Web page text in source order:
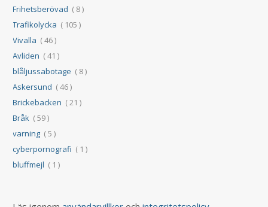
Frihetsberövad ( 8 )
Trafikolycka ( 105 )
Vivalla ( 46 )
Avliden ( 41 )
blåljussabotage ( 8 )
Askersund ( 46 )
Brickebacken ( 21 )
Bråk ( 59 )
varning ( 5 )
cyberpornografi ( 1 )
bluffmejl ( 1 )